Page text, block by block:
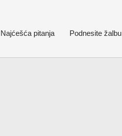
Najćešća pitanja Podnesite žalbu